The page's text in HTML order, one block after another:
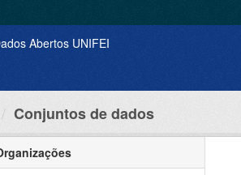
Conjuntos de dados